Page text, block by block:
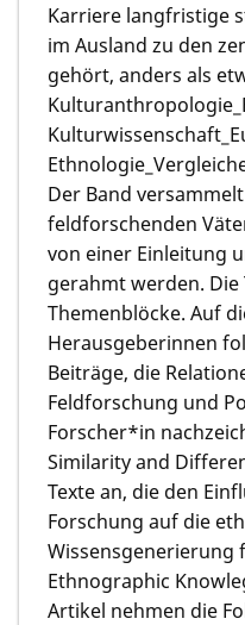
Karriere langfristige
im Ausland zu den
gehört, anders als
Der Band
feldforschenden
von einer Einleitung
gerahmt werden.
Themenblöcke. Auf
Herausgeberinnen
Beiträge, die
Feldforschung und
Forscher*in
Similarity and
Texte an, die den
Forschung auf die
Wissensgenerierung
Ethnographic
Artikel nehmen die